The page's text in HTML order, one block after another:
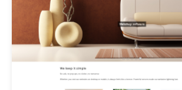
Les Promos!
Polishangel Belgium